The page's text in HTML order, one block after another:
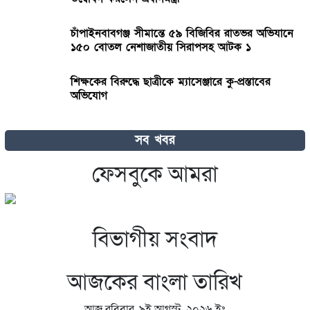
চাঁপাইনবাবগঞ্জ সীমান্তে ৫৯ বিজিবির রাতভর অভিযানে
১৫০ বোতল নেশাজাতীয় সিরাপসহ আটক ১
শিক্ষকের বিরুদ্ধে ছাত্রীকে ম্যাসেঞ্জারে কু-প্রস্তাবের
অভিযোগ
রাজধানীতে ২৪ ঘণ্টায় ৪৮৫ গ্রেপ্তার, মামলা ৫০
৫ আগস্ট ও কারাগারের শেষ রাতের স্মৃতি তুলে ধরলেন
ছাত্রদল নেতা সুমন সরদার
বিয়ের সাজে যে ৩ নতুনত্ব দেখা যাবে এ বছর
টঙ্গী পূর্ব থানা এলাকায় পৃথক অভিযানে ৭ ডাকাত সদস্য
গ্রেফতার
সব খবর
ফেসবুকে আমরা
বিভাগীয় সংবাদ
আজকের বাংলা তারিখ